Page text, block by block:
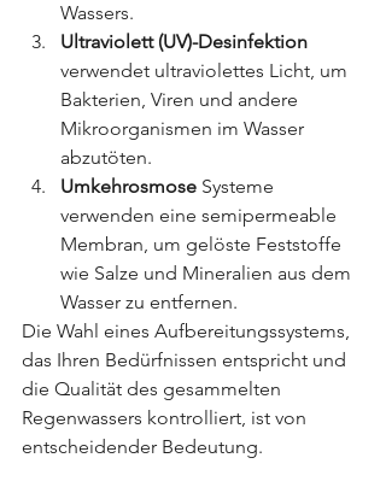
Wassers.
Ultraviolett (UV)-Desinfektion
verwendet ultraviolettes Licht, um
Bakterien, Viren und andere
Mikroorganismen im Wasser
abzutöten.
Umkehrosmose Systeme
verwenden eine semipermeable
Membran, um gelöste Feststoffe
wie Salze und Mineralien aus dem
Wasser zu entfernen.
Die Wahl eines Aufbereitungssystems,
das Ihren Bedürfnissen entspricht und
die Qualität des gesammelten
Regenwassers kontrolliert, ist von
entscheidender Bedeutung.